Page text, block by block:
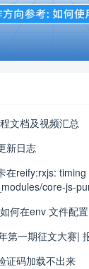
文档及视频汇总
新日志
在reify:rxjs: timing
core-js-
何在env 文件配
第一期征文大赛|
证码加载不出来